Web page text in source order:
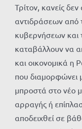
Τρίτον, κανείς
αντιδράσεων από
κυβερνήσεων και
καταβάλλουν να
και οικονομικά η
που διαμορφώνει
μπροστά στο νέο
αρραγής ή
αποδειχθεί σε